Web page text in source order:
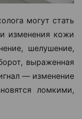
могут стать
изменения кожи
шелушение,
выраженная
— изменение
ломкими,